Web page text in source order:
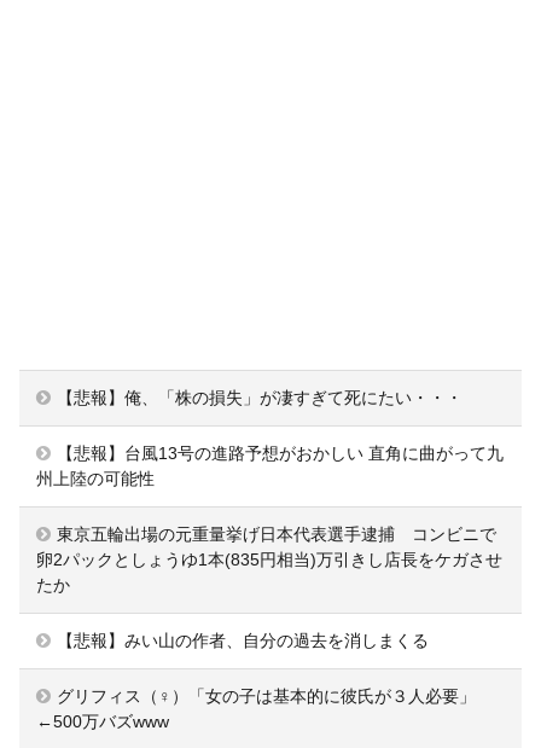
【悲報】俺、「株の損失」が凄すぎて死にたい・・・
【悲報】台風13号の進路予想がおかしい 直角に曲がって九
州上陸の可能性
東京五輪出場の元重量挙げ日本代表選手逮捕 コンビニで
卵2パックとしょうゆ1本(835円相当)万引きし店長をケガさせ
たか
【悲報】みい山の作者、自分の過去を消しまくる
グリフィス（♀）「女の子は基本的に彼氏が３人必要」
←500万バズwww